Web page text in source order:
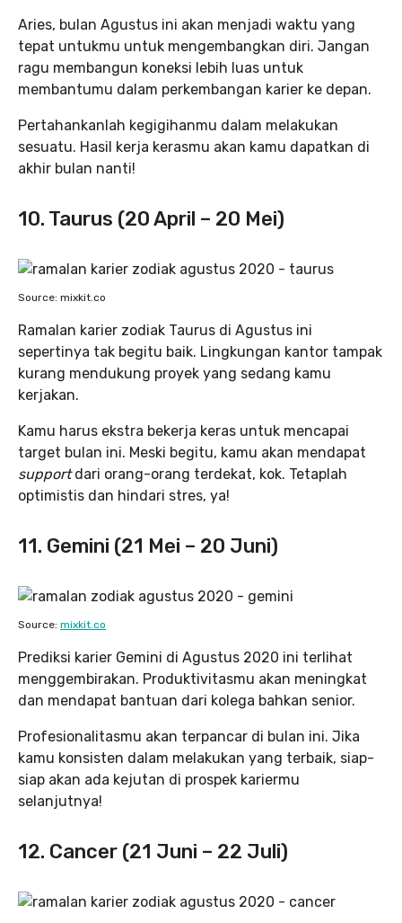
Aries, bulan Agustus ini akan menjadi waktu yang
tepat untukmu untuk mengembangkan diri. Jangan
ragu membangun koneksi lebih luas untuk
membantumu dalam perkembangan karier ke depan.
Pertahankanlah kegigihanmu dalam melakukan
sesuatu. Hasil kerja kerasmu akan kamu dapatkan di
akhir bulan nanti!
10. Taurus (20 April – 20 Mei)
Source: mixkit.co
Ramalan karier zodiak Taurus di Agustus ini
sepertinya tak begitu baik. Lingkungan kantor tampak
kurang mendukung proyek yang sedang kamu
kerjakan.
Kamu harus ekstra bekerja keras untuk mencapai
target bulan ini. Meski begitu, kamu akan mendapat
supportdari orang-orang terdekat, kok. Tetaplah
optimistis dan hindari stres, ya!
11. Gemini (21 Mei – 20 Juni)
Source: mixkit.co
Prediksi karier Gemini di Agustus 2020 ini terlihat
menggembirakan. Produktivitasmu akan meningkat
dan mendapat bantuan dari kolega bahkan senior.
Profesionalitasmu akan terpancar di bulan ini. Jika
kamu konsisten dalam melakukan yang terbaik, siap-
siap akan ada kejutan di prospek kariermu
selanjutnya!
12. Cancer (21 Juni – 22 Juli)